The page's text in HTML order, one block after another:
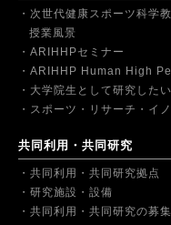
次世代健康スポーツ科学
授業風景
ARIHHPセミナー
ARIHHP Human High
大学院生として研究した
スポーツ・リサーチ・イ
共同利用・共同研究
共同利用・共同研究拠点
研究施設・設備
共同利用・共同研究の募集